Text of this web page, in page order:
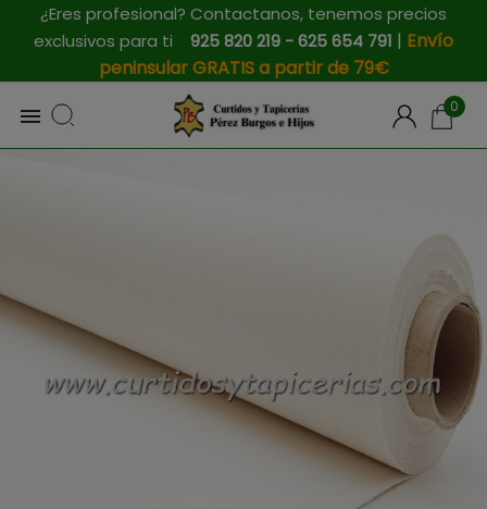
¿Eres profesional? Contactanos, tenemos precios
exclusivos para ti 925 820 219 - 625 654 791 | Envío
peninsular GRATIS a partir de 79€
 0